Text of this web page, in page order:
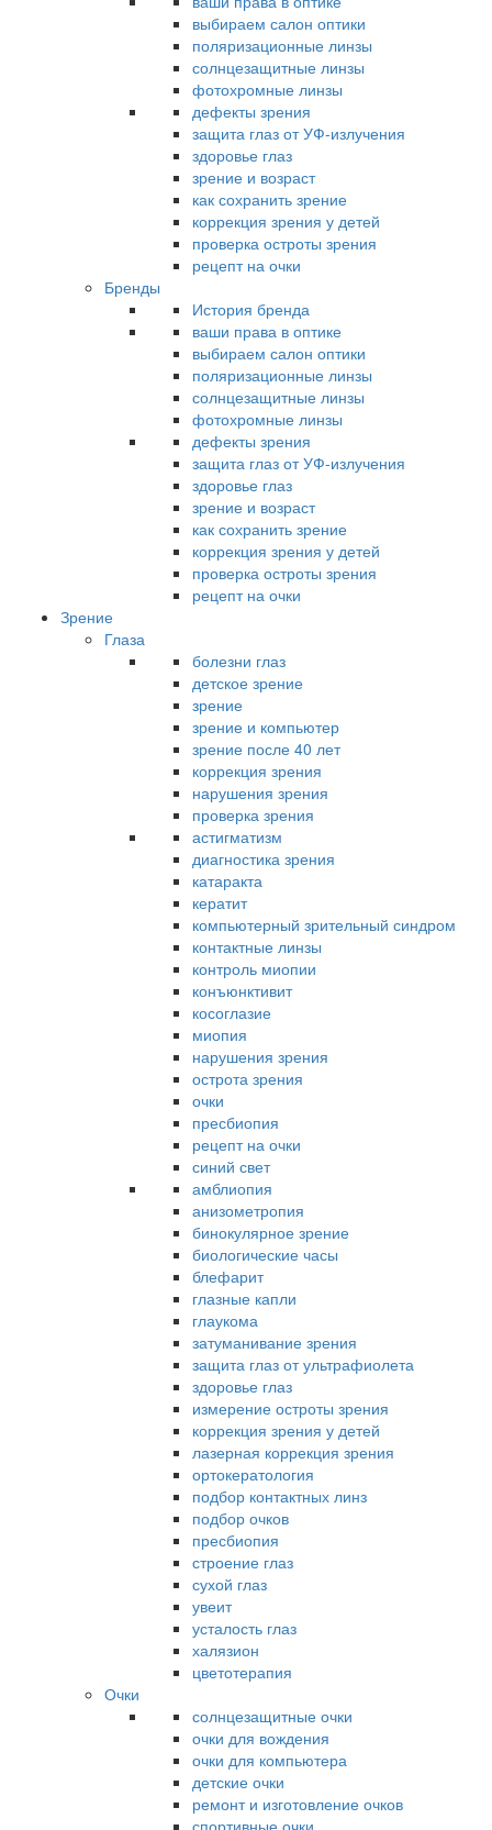
выбираем салон оптики
поляризационные линзы
солнцезащитные линзы
фотохромные линзы
дефекты зрения
защита глаз от УФ-излучения
здоровье глаз
зрение и возраст
как сохранить зрение
коррекция зрения у детей
проверка остроты зрения
рецепт на очки
Бренды
История бренда
ваши права в оптике
выбираем салон оптики
поляризационные линзы
солнцезащитные линзы
фотохромные линзы
дефекты зрения
защита глаз от УФ-излучения
здоровье глаз
зрение и возраст
как сохранить зрение
коррекция зрения у детей
проверка остроты зрения
рецепт на очки
Зрение
Глаза
болезни глаз
детское зрение
зрение
зрение и компьютер
зрение после 40 лет
коррекция зрения
нарушения зрения
проверка зрения
астигматизм
диагностика зрения
катаракта
кератит
компьютерный зрительный синдром
контактные линзы
контроль миопии
конъюнктивит
косоглазие
миопия
нарушения зрения
острота зрения
очки
пресбиопия
рецепт на очки
синий свет
амблиопия
анизометропия
бинокулярное зрение
биологические часы
блефарит
глазные капли
глаукома
затуманивание зрения
защита глаз от ультрафиолета
здоровье глаз
измерение остроты зрения
коррекция зрения у детей
лазерная коррекция зрения
ортокератология
подбор контактных линз
подбор очков
пресбиопия
строение глаз
сухой глаз
увеит
усталость глаз
халязион
цветотерапия
Очки
солнцезащитные очки
очки для вождения
очки для компьютера
детские очки
ремонт и изготовление очков